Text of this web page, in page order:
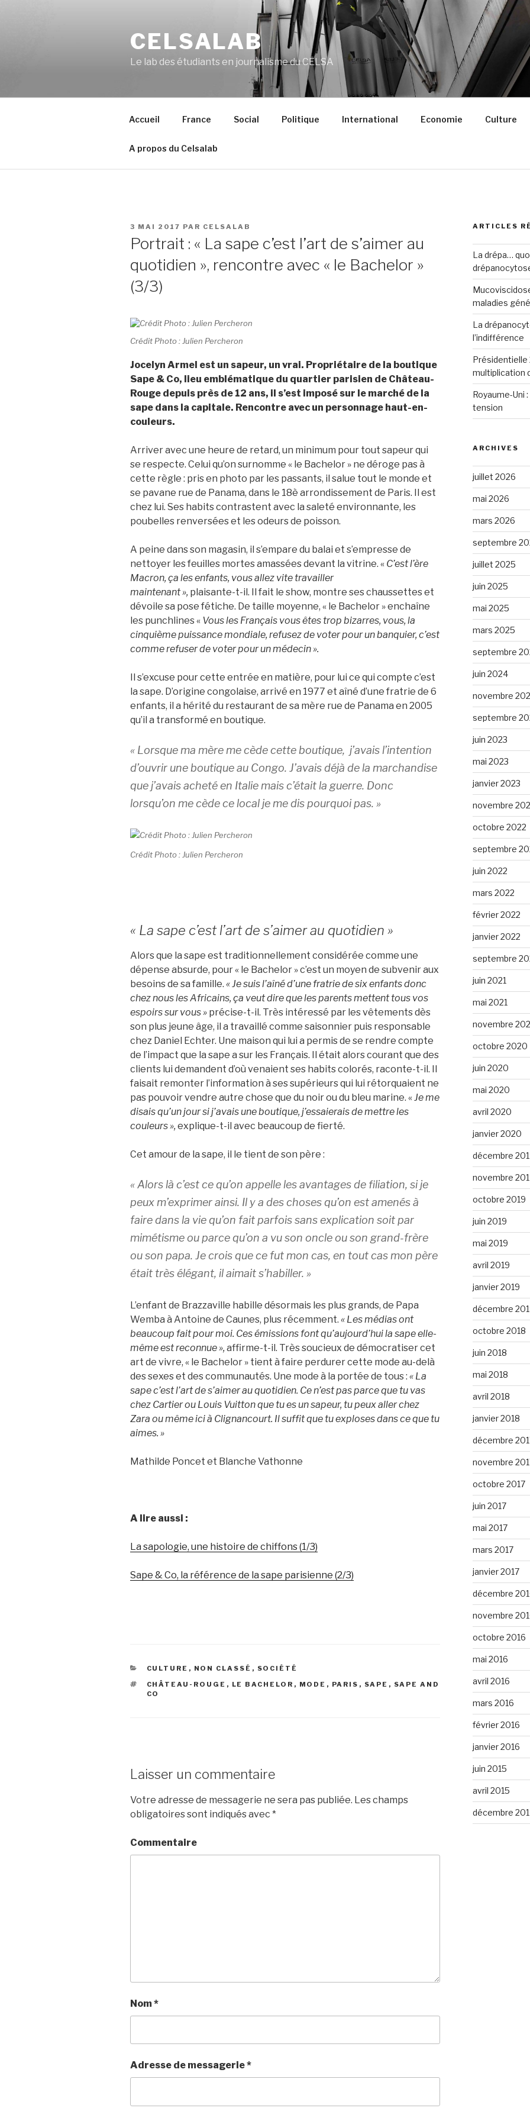
CELSALAB
Le lab des étudiants en journalisme du CELSA
Accueil France Social Politique International Economie Culture
A propos du Celsalab
PUBLIÉ
LE
3 MAI 2017 PAR CELSALAB
Portrait : « La sape c’est l’art de s’aimer au
quotidien », rencontre avec « le Bachelor »
(3/3)
Crédit Photo : Julien Percheron
Jocelyn Armel est un sapeur, un vrai. Propriétaire de la boutique
Sape & Co, lieu emblématique du quartier parisien de Château-
Rouge depuis près de 12 ans, il s’est imposé sur le marché de la
sape dans la capitale. Rencontre avec un personnage haut-en-
couleurs.
Arriver avec une heure de retard, un minimum pour tout sapeur qui
se respecte. Celui qu’on surnomme « le Bachelor » ne déroge pas à
cette règle : pris en photo par les passants, il salue tout le monde et
se pavane rue de Panama, dans le 18è arrondissement de Paris. Il est
chez lui. Ses habits contrastent avec la saleté environnante, les
poubelles renversées et les odeurs de poisson.
A peine dans son magasin, il s’empare du balai et s’empresse de
nettoyer les feuilles mortes amassées devant la vitrine. « C’est l’ère
Macron, ça les enfants, vous allez vite travailler
maintenant », plaisante-t-il. Il fait le show, montre ses chaussettes et
dévoile sa pose fétiche. De taille moyenne, « le Bachelor » enchaîne
les punchlines « Vous les Français vous êtes trop bizarres, vous, la
cinquième puissance mondiale, refusez de voter pour un banquier, c’est
comme refuser de voter pour un médecin ».
Il s’excuse pour cette entrée en matière, pour lui ce qui compte c’est
la sape. D’origine congolaise, arrivé en 1977 et aîné d’une fratrie de 6
enfants, il a hérité du restaurant de sa mère rue de Panama en 2005
qu’il a transformé en boutique.
« Lorsque ma mère me cède cette boutique, j’avais l’intention
d’ouvrir une boutique au Congo. J’avais déjà de la marchandise
que j’avais acheté en Italie mais c’était la guerre. Donc
lorsqu’on me cède ce local je me dis pourquoi pas. »
Crédit Photo : Julien Percheron
« La sape c’est l’art de s’aimer au quotidien »
Alors que la sape est traditionnellement considérée comme une
dépense absurde, pour « le Bachelor » c’est un moyen de subvenir aux
besoins de sa famille. « Je suis l’aîné d’une fratrie de six enfants donc
chez nous les Africains, ça veut dire que les parents mettent tous vos
espoirs sur vous » précise-t-il. Très intéressé par les vêtements dès
son plus jeune âge, il a travaillé comme saisonnier puis responsable
chez Daniel Echter. Une maison qui lui a permis de se rendre compte
de l’impact que la sape a sur les Français. Il était alors courant que des
clients lui demandent d’où venaient ses habits colorés, raconte-t-il. Il
faisait remonter l’information à ses supérieurs qui lui rétorquaient ne
pas pouvoir vendre autre chose que du noir ou du bleu marine. «Je me
disais qu’un jour si j’avais une boutique, j’essaierais de mettre les
couleurs », explique-t-il avec beaucoup de fierté.
Cet amour de la sape, il le tient de son père :
« Alors là c’est ce qu’on appelle les avantages de filiation, si je
peux m’exprimer ainsi. Il y a des choses qu’on est amenés à
faire dans la vie qu’on fait parfois sans explication soit par
mimétisme ou parce qu’on a vu son oncle ou son grand-frère
ou son papa. Je crois que ce fut mon cas, en tout cas mon père
était très élégant, il aimait s’habiller. »
L’enfant de Brazzaville habille désormais les plus grands, de Papa
Wemba à Antoine de Caunes, plus récemment. « Les médias ont
beaucoup fait pour moi. Ces émissions font qu’aujourd’hui la sape elle-
même est reconnue », affirme-t-il. Très soucieux de démocratiser cet
art de vivre, « le Bachelor » tient à faire perdurer cette mode au-delà
des sexes et des communautés. Une mode à la portée de tous : « La
sape c’est l’art de s’aimer au quotidien. Ce n’est pas parce que tu vas
chez Cartier ou Louis Vuitton que tu es un sapeur, tu peux aller chez
Zara ou même ici à Clignancourt. Il suffit que tu exploses dans ce que tu
aimes. »
Mathilde Poncet et Blanche Vathonne
A lire aussi :
La sapologie, une histoire de chiffons (1/3)
Sape & Co, la référence de la sape parisienne (2/3)
CATÉGORIES
CULTURE , NON CLASSÉ , SOCIÉTÉ
ÉTIQUETTES
CHÂTEAU-ROUGE , LE BACHELOR , MODE , PARIS , SAPE , SAPE AND
CO
Laisser un commentaire
Votre adresse de messagerie ne sera pas publiée. Les champs
obligatoires sont indiqués avec *
Commentaire
Nom*
Adresse de messagerie*
ARTICLES
La drépa…
maladies
La
l’indifférence
Présidentielle
multiplication
Royaume-Uni
tension
ARCHIVES
juillet 2026
mai 2026
mars 2026
septembre
juillet 2025
juin 2025
mai 2025
mars 2025
septembre
juin 2024
novembre
septembre
juin 2023
mai 2023
janvier 2023
novembre
octobre 2022
septembre
juin 2022
mars 2022
février 2022
janvier 2022
septembre
juin 2021
mai 2021
novembre
octobre 2020
juin 2020
mai 2020
avril 2020
janvier 2020
décembre
novembre
octobre 2019
juin 2019
mai 2019
avril 2019
janvier 2019
décembre
octobre 2018
juin 2018
mai 2018
avril 2018
janvier 2018
décembre
novembre
octobre 2017
juin 2017
mai 2017
mars 2017
janvier 2017
décembre
novembre
octobre 2016
mai 2016
avril 2016
mars 2016
février 2016
janvier 2016
juin 2015
avril 2015
décembre